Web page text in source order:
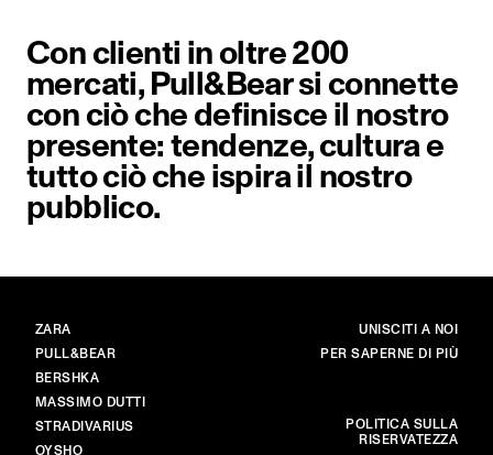
Con clienti in oltre 200
mercati, Pull&Bear si connette
con ciò che definisce il nostro
presente: tendenze, cultura e
tutto ciò che ispira il nostro
pubblico.
BRAND
ZARA
PULL&BEAR
BERSHKA
MASSIMO DUTTI
STRADIVARIUS
OYSHO
PRINCIPALE
UNISCITI A NOI
PER SAPERNE DI PIÙ
POLITICA SULLA
RISERVATEZZA